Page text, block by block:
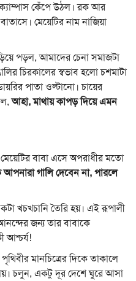
কেঁপে উঠল। রক আর
মেয়েটির নাম নাজিয়া
পড়ল, আমাদের চেনা সমাজটা
চিরকালের স্বভাব হলো চশমাটা
পাতা ওল্টানো। চায়ের
আহা, মাথায় কাপড় দিয়ে এমন
বাবা এসে অপরাধীর মতো
গালি দেবেন না, পারলে
খচখচানি তৈরি হয়। এই রূপালী
জন্য তার বাবাকে
আশ্চর্য!
মানচিত্রের দিকে তাকালে
চলুন, একটু দূর দেশে ঘুরে আসা